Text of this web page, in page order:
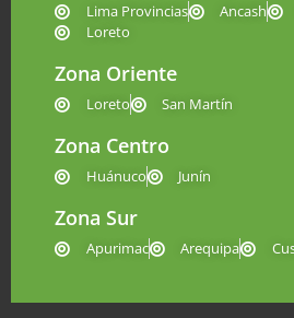
Lima Provincias Ancash
Loreto
Zona Oriente
Loreto San Martín
Zona Centro
Huánuco Junín
Zona Sur
Apurimac Arequipa